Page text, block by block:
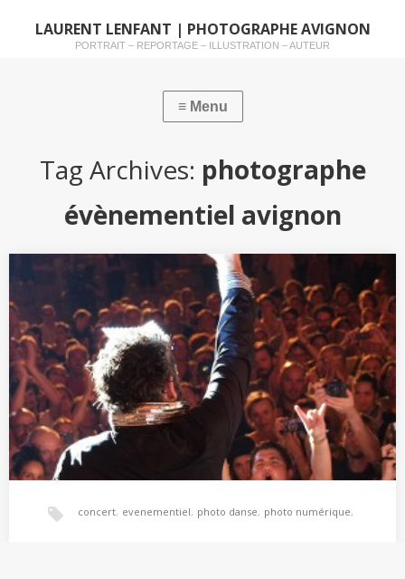
LAURENT LENFANT | PHOTOGRAPHE AVIGNON
PORTRAIT – REPORTAGE – ILLUSTRATION – AUTEUR
Tag Archives: photographe
évènementiel avignon
concert, evenementiel, photo danse, photo numérique,